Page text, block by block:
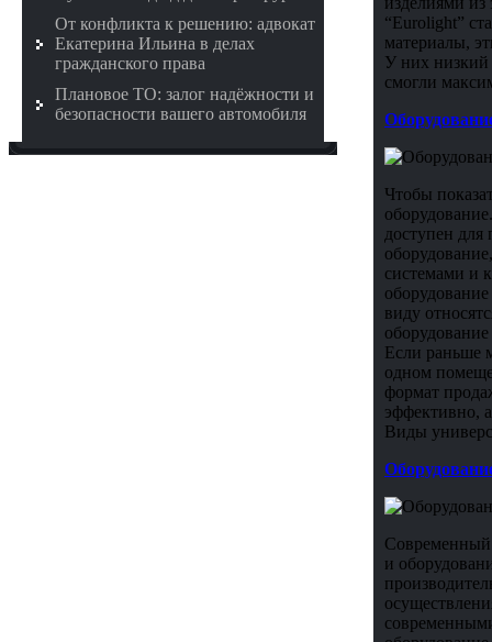
От конфликта к решению: адвокат
Екатерина Ильина в делах
гражданского права
Плановое ТО: залог надёжности и
безопасности вашего автомобиля
“Eurolight”
материалы,
У них низкий
смогли
Чтобы
доступен для
системами и
виду
Если раньше
одном
формат
эффективно,
Виды
Современный
и